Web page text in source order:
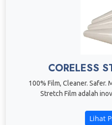
CORELESS
100% Film, Cleaner. Safer.
Stretch Film adalah
Lihat